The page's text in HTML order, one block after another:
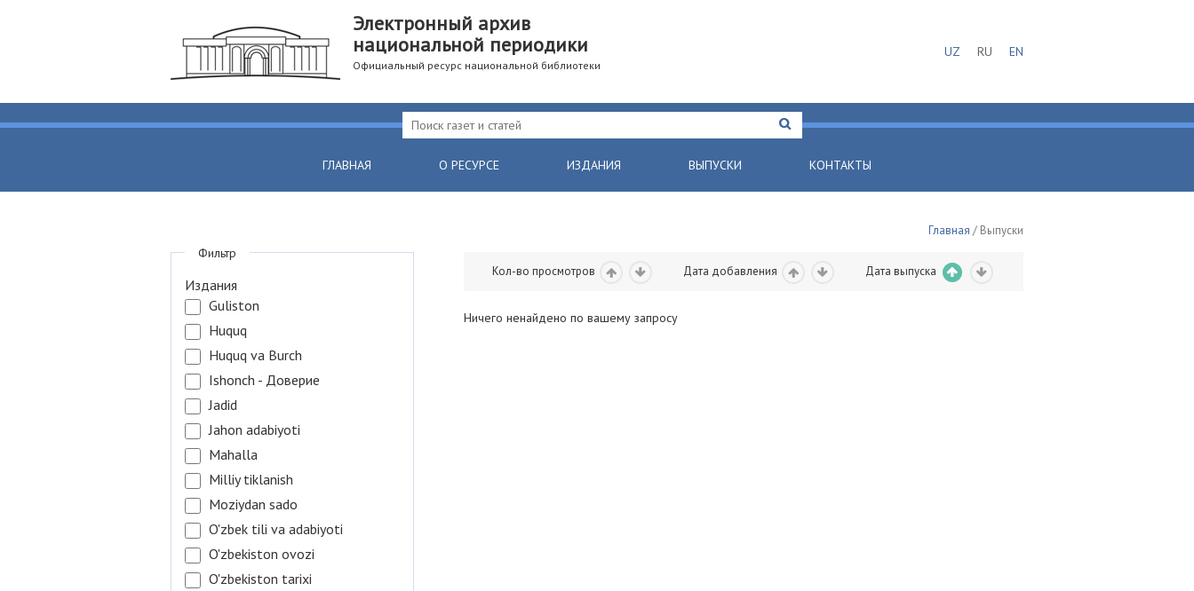
Электронный архив
национальной периодики
Официальный ресурс национальной библиотеки
UZ RU EN
ГЛАВНАЯ О РЕСУРСЕ ИЗДАНИЯ ВЫПУСКИ КОНТАКТЫ
Главная / Выпуски
Кол-во просмотров Дата добавления Дата выпуска
Ничего ненайдено по вашему запросу
Фильтр
Издания
Guliston
Huquq
Huquq va Burch
Ishonch - Доверие
Jadid
Jahon adabiyoti
Mahalla
Milliy tiklanish
Moziydan sado
O'zbek tili va adabiyoti
O'zbekiston ovozi
O'zbekiston tarixi